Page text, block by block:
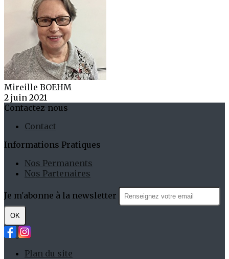
Mireille BOEHM
2 juin 2021
Contactez-nous
Contact
Informations Pratiques
Nos Permanents
Nos Partenaires
Je m'abonne à la newsletter
OK
Plan du site